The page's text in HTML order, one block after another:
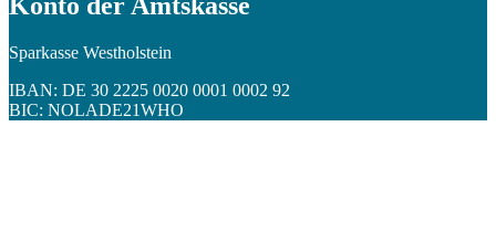
Sparkasse Westholstein
IBAN: DE 30 2225 0020 0001 0002 92
BIC: NOLADE21WHO